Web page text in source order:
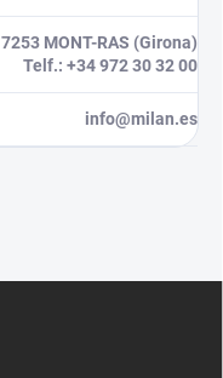
MONT-RAS (Girona)
Telf.: +34 972 30 32 00
info@milan.es